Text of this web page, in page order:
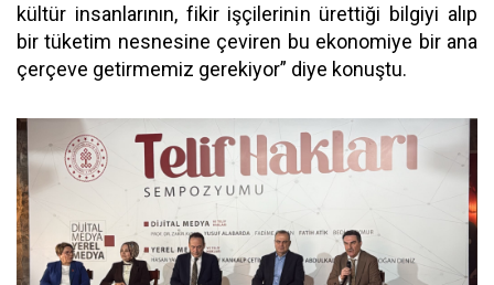
kültür insanlarının, fikir işçilerinin ürettiği bilgiyi alıp
bir tüketim nesnesine çeviren bu ekonomiye bir ana
çerçeve getirmemiz gerekiyor” diye konuştu.